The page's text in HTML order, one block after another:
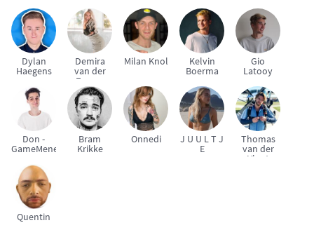
Dylan
Haegens
Demira
van der
Zeeuw
Milan Knol Kelvin
Boerma
Gio
Latooy
Don -
GameMeneer
Bram
Krikke
Onnedi J U U L T J
E
Thomas
van der
Vlugt
Quentin